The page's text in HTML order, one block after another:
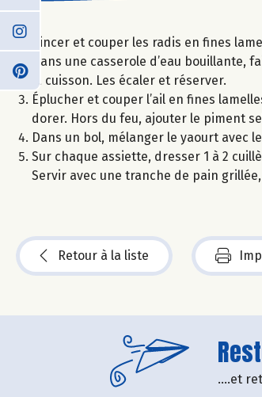
Rincer et couper les radis en fines
Dans une casserole d’eau
la cuisson. Les écaler et réserver.
Éplucher et couper l’ail en fines
dorer. Hors du feu, ajouter le piment
Dans un bol, mélanger le yaourt avec
Sur chaque assiette, dresser 1 à 2
Servir avec une tranche de pain
Retour à la liste
....et